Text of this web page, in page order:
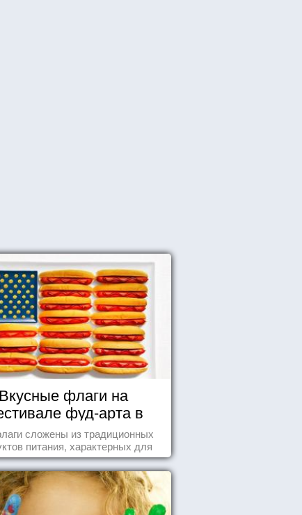
Вкусные флаги на
фуд-арта в
Сиднее
сложены из традиционных
питания, характерных для
этих стран.